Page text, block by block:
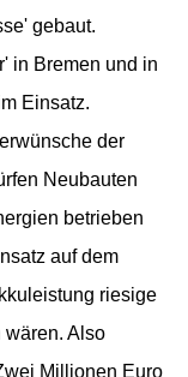
gebaut.
in Bremen und in
Einsatz.
der
Neubauten
betrieben
auf dem
riesige
wären. Also
Millionen Euro